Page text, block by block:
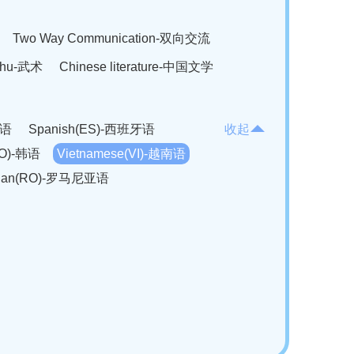
Two Way Communication-双向交流
武术 Chinese literature-中国文学
Spanish(ES)-西班牙语
韩语
Vietnamese(VI)-越南语
罗马尼亚语
收起